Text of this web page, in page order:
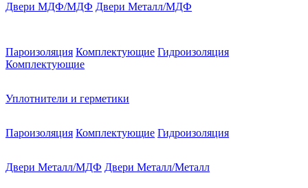
Двери МДФ/МДФ Двери Металл/МДФ
Пароизоляция Комплектующие Гидроизоляция
Комплектующие
Уплотнители и герметики
Пароизоляция Комплектующие Гидроизоляция
Двери Металл/МДФ Двери Металл/Металл